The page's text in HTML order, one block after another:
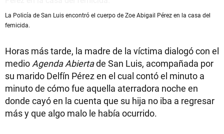
La Policía de San Luis encontró el cuerpo de Zoe Abigail Pérez en la casa del
femicida.
Horas más tarde, la madre de la víctima dialogó con el
medioAgenda Abiertade San Luis, acompañada por
su marido Delfín Pérez en el cual contó el minuto a
minuto de cómo fue aquella aterradora noche en
donde cayó en la cuenta que su hija no iba a regresar
más y que algo malo le había ocurrido.